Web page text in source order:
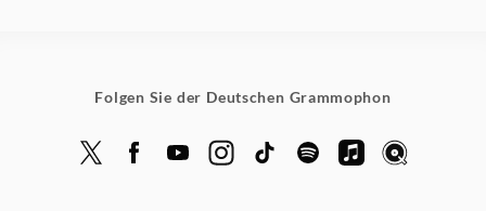
Folgen Sie der Deutschen Grammophon